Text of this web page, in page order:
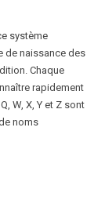
système
de naissance des
Chaque
rapidement
W, X, Y et Z sont
noms